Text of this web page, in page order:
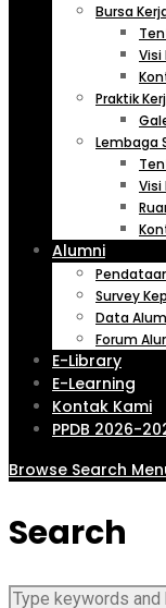
Bursa
Visi
Praktik
Lembaga
Visi
Alumni
Survey
Data
Forum
E-Library
E-Learning
Kontak Kami
PPDB 2026-
Browse Search
Search